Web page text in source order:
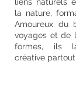
la nature,
Amoureux du
voyages et de
formes, ils
créative